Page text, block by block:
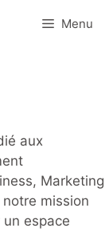
Menu
aux
Marketing
mission
espace